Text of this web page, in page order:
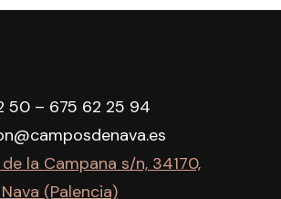
50 – 675 62 25 94
la Campana s/n, 34170,
(Palencia)